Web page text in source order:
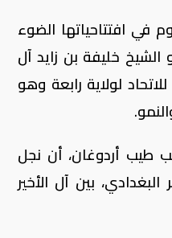
في افتتاحياتها الضوء
خليفة بن زايد آل
لولاية رابعة وهو
طيب أردوغان، أن نجل
بين آل الأخير